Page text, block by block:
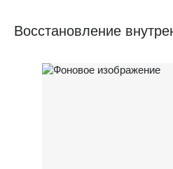
Восстановление